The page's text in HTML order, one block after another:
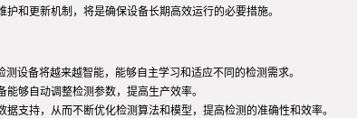
和更新机制，将是确保设备长期高效运行的必要措施。
设备将越来越智能，能够自主学习和适应不同的检测需求。
够自动调整检测参数，提高生产效率。
支持，从而不断优化检测算法和模型，提高检测的准确性和效率。